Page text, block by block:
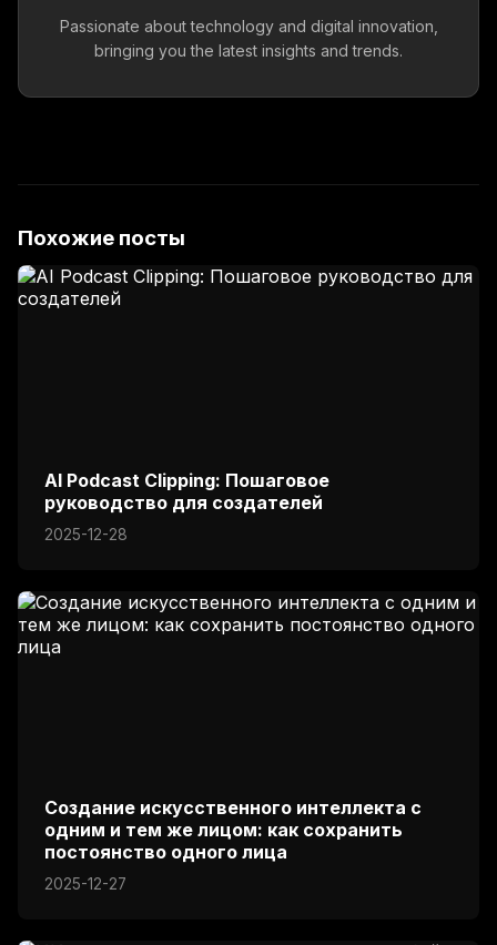
Passionate about technology and digital innovation,
bringing you the latest insights and trends.
Похожие посты
AI Podcast Clipping: Пошаговое
руководство для создателей
2025-12-28
Создание искусственного интеллекта с
одним и тем же лицом: как сохранить
постоянство одного лица
2025-12-27